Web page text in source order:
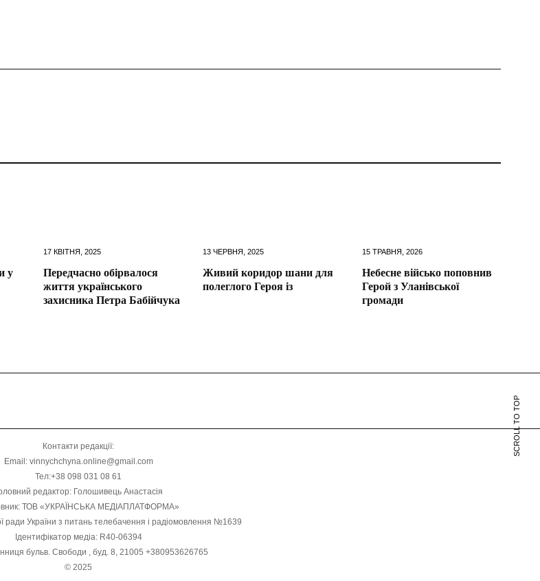
у
17 КВІТНЯ, 2025
Передчасно обірвалося
життя українського
захисника Петра Бабійчука
13 ЧЕРВНЯ, 2025
Живий коридор шани для
полеглого Героя із
15 ТРАВНЯ, 2026
Небесне військо поповнив
Герой з Уланівської
громади
SCROLL TO TOP
Контакти редакції:
Email: vinnychchyna.online@gmail.com
Тел:+38 098 031 08 61
редактор: Голошивець Анастасія
ТОВ «УКРАЇНСЬКА МЕДІАПЛАТФОРМА»
ради України з питань телебачення і радіомовлення №1639
Ідентифікатор медіа: R40-06394
бульв. Свободи , буд. 8, 21005 +380953626765
© 2025